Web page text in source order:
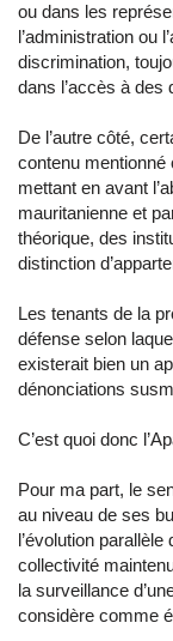
ou dans les
l’administration ou
discrimination,
dans l’accès à des
De l’autre côté,
contenu mentionné
mettant en avant
mauritanienne et
théorique, des
distinction
Les tenants de la
défense selon
existerait bien un
dénonciations
C’est quoi donc
Pour ma part, le
au niveau de ses
l’évolution
collectivité
la surveillance
considère comme